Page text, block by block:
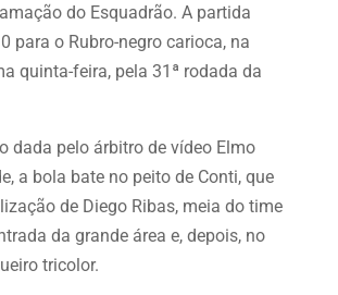
do Esquadrão. A partida
para o Rubro-negro carioca, na
quinta-feira, pela 31ª rodada da
dada pelo árbitro de vídeo Elmo
a bola bate no peito de Conti, que
de Diego Ribas, meia do time
da grande área e, depois, no
tricolor.